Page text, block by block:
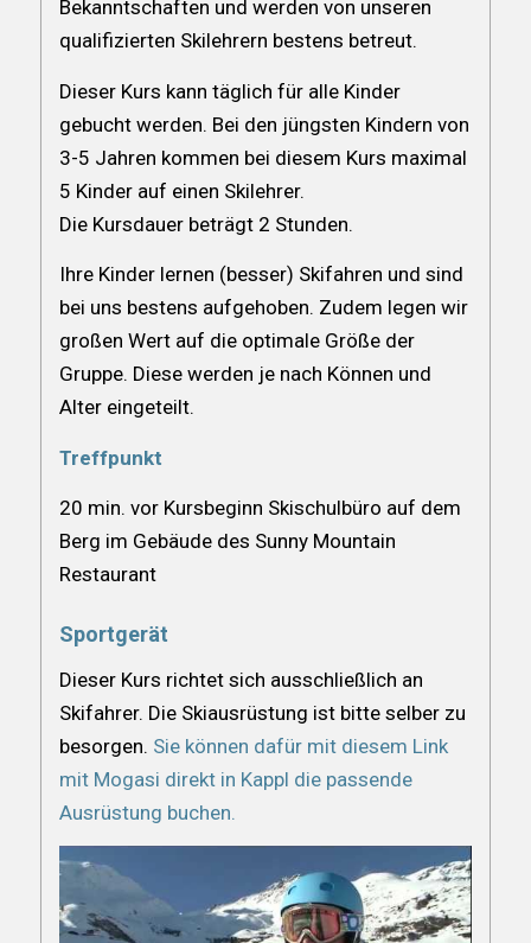
Bekanntschaften und werden von unseren
qualifizierten Skilehrern bestens betreut.
Dieser Kurs kann täglich für alle Kinder
gebucht werden. Bei den jüngsten Kindern von
3-5 Jahren kommen bei diesem Kurs maximal
5 Kinder auf einen Skilehrer.
Die Kursdauer beträgt 2 Stunden.
Ihre Kinder lernen (besser) Skifahren und sind
bei uns bestens aufgehoben. Zudem legen wir
großen Wert auf die optimale Größe der
Gruppe. Diese werden je nach Können und
Alter eingeteilt.
Treffpunkt
20 min. vor Kursbeginn Skischulbüro auf dem
Berg im Gebäude des Sunny Mountain
Restaurant
Sportgerät
Dieser Kurs richtet sich ausschließlich an
Skifahrer. Die Skiausrüstung ist bitte selber zu
besorgen. Sie können dafür mit diesem Link
mit Mogasi direkt in Kappl die passende
Ausrüstung buchen.